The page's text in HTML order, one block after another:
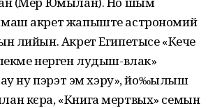
акрет жапыште астрономий
лийын. Акрет Египетысе «Кече
нерген лудыш-влак»
ну пэрэт эм хэру», йо‰ылыш
кєра, «Книга мертвых» семын